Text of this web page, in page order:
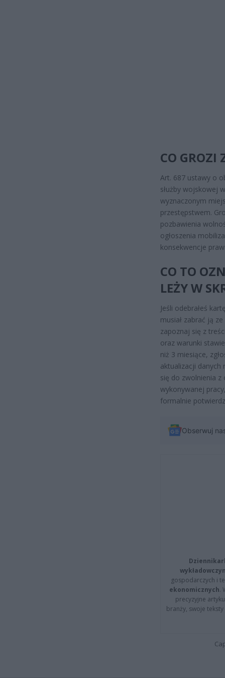
CO GROZI
Art. 687 ustawy o
służby wojskowej
wyznaczonym
przestępstwem.
pozbawienia
ogłoszenia
konsekwencje
CO TO
LEŻY W
Jeśli odebrałeś
musiał zabrać ją
zapoznaj się z
oraz warunki
niż 3 miesiące,
aktualizacji danych
się do zwolnienia
wykonywanej
formalnie
Obserwuj
gospodarczych i
ekonomicznych.
precyzyjne
branży, swoje